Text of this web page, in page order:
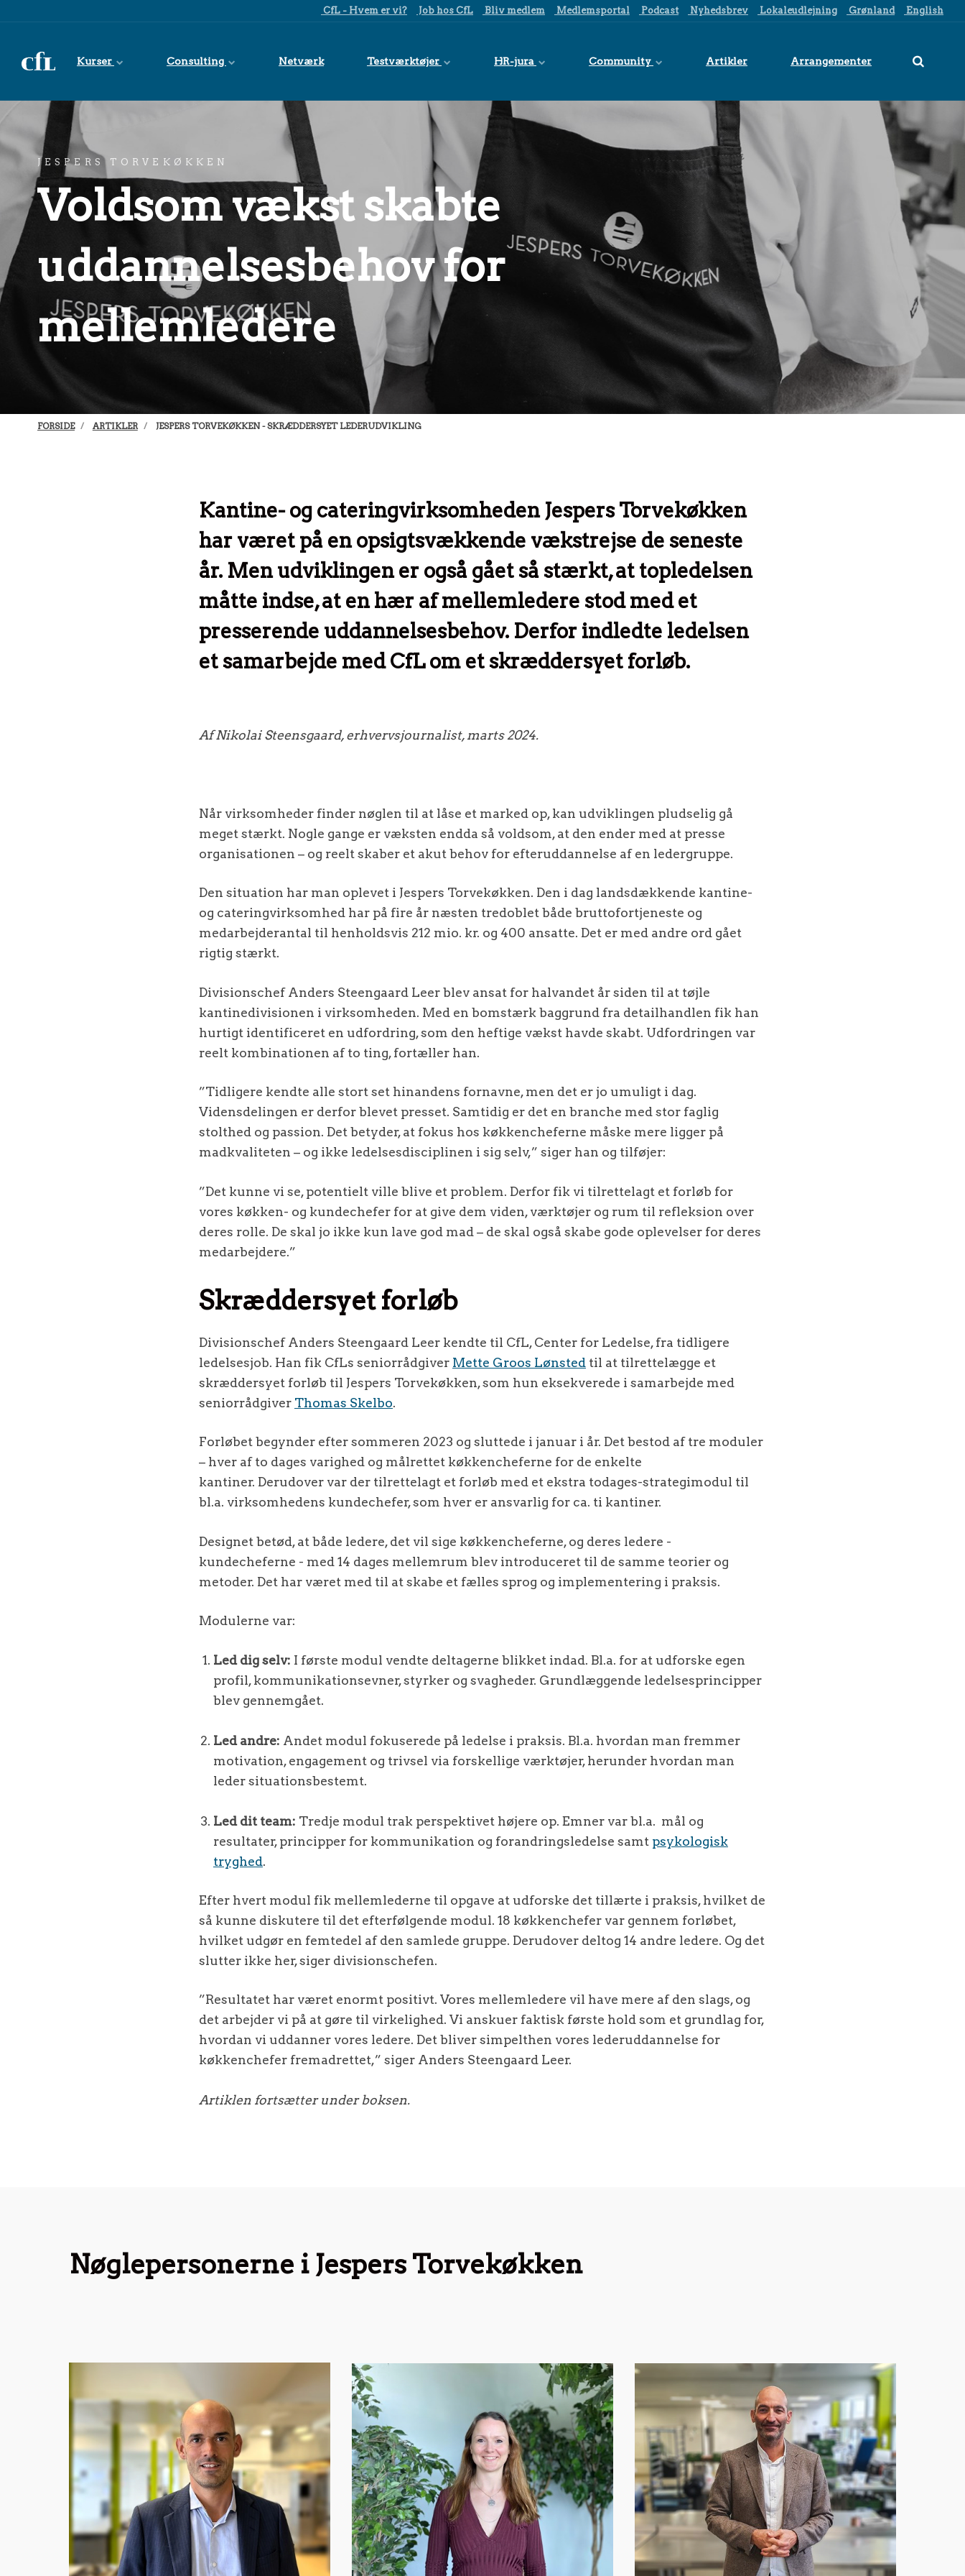
CfL - Hvem er vi? Job hos CfL Bliv medlem Medlemsportal Podcast Nyhedsbrev Lokaleudlejning Grønland English
Kurser Consulting Netværk Testværktøjer HR-jura Community Artikler Arrangementer
JESPERS TORVEKØKKEN
Voldsom vækst skabte
uddannelsesbehov for
mellemledere
FORSIDE ARTIKLER JESPERS TORVEKØKKEN - SKRÆDDERSYET LEDERUDVIKLING
Kantine- og cateringvirksomheden Jespers Torvekøkken
har været på en opsigtsvækkende vækstrejse de seneste
år. Men udviklingen er også gået så stærkt, at topledelsen
måtte indse, at en hær af mellemledere stod med et
presserende uddannelsesbehov. Derfor indledte ledelsen
et samarbejde med CfL om et skræddersyet forløb.
Af Nikolai Steensgaard, erhvervsjournalist, marts 2024.
Når virksomheder finder nøglen til at låse et marked op, kan udviklingen pludselig gå
meget stærkt. Nogle gange er væksten endda så voldsom, at den ender med at presse
organisationen – og reelt skaber et akut behov for efteruddannelse af en ledergruppe.
Den situation har man oplevet i Jespers Torvekøkken. Den i dag landsdækkende kantine-
og cateringvirksomhed har på fire år næsten tredoblet både bruttofortjeneste og
medarbejderantal til henholdsvis 212 mio. kr. og 400 ansatte. Det er med andre ord gået
rigtig stærkt.
Divisionschef Anders Steengaard Leer blev ansat for halvandet år siden til at tøjle
kantinedivisionen i virksomheden. Med en bomstærk baggrund fra detailhandlen fik han
hurtigt identificeret en udfordring, som den heftige vækst havde skabt. Udfordringen var
reelt kombinationen af to ting, fortæller han.
”Tidligere kendte alle stort set hinandens fornavne, men det er jo umuligt i dag.
Vidensdelingen er derfor blevet presset. Samtidig er det en branche med stor faglig
stolthed og passion. Det betyder, at fokus hos køkkencheferne måske mere ligger på
madkvaliteten – og ikke ledelsesdisciplinen i sig selv,” siger han og tilføjer:
”Det kunne vi se, potentielt ville blive et problem. Derfor fik vi tilrettelagt et forløb for
vores køkken- og kundechefer for at give dem viden, værktøjer og rum til refleksion over
deres rolle. De skal jo ikke kun lave god mad – de skal også skabe gode oplevelser for deres
medarbejdere.”
Skræddersyet forløb
Divisionschef Anders Steengaard Leer kendte til CfL, Center for Ledelse, fra tidligere
ledelsesjob. Han fik CfLs seniorrådgiver Mette Groos Lønsted til at tilrettelægge et
skræddersyet forløb til Jespers Torvekøkken, som hun eksekverede i samarbejde med
seniorrådgiver Thomas Skelbo.
Forløbet begynder efter sommeren 2023 og sluttede i januar i år. Det bestod af tre moduler
– hver af to dages varighed og målrettet køkkencheferne for de enkelte
kantiner. Derudover var der tilrettelagt et forløb med et ekstra todages-strategimodul til
bl.a. virksomhedens kundechefer, som hver er ansvarlig for ca. ti kantiner.
Designet betød, at både ledere, det vil sige køkkencheferne, og deres ledere -
kundecheferne - med 14 dages mellemrum blev introduceret til de samme teorier og
metoder. Det har været med til at skabe et fælles sprog og implementering i praksis.
Modulerne var:
Led dig selv: I første modul vendte deltagerne blikket indad. Bl.a. for at udforske egen
profil, kommunikationsevner, styrker og svagheder. Grundlæggende ledelsesprincipper
blev gennemgået.
Led andre: Andet modul fokuserede på ledelse i praksis. Bl.a. hvordan man fremmer
motivation, engagement og trivsel via forskellige værktøjer, herunder hvordan man
leder situationsbestemt.
Led dit team: Tredje modul trak perspektivet højere op. Emner var bl.a. mål og
resultater, principper for kommunikation og forandringsledelse samt psykologisk
tryghed.
Efter hvert modul fik mellemlederne til opgave at udforske det tillærte i praksis, hvilket de
så kunne diskutere til det efterfølgende modul. 18 køkkenchefer var gennem forløbet,
hvilket udgør en femtedel af den samlede gruppe. Derudover deltog 14 andre ledere. Og det
slutter ikke her, siger divisionschefen.
”Resultatet har været enormt positivt. Vores mellemledere vil have mere af den slags, og
det arbejder vi på at gøre til virkelighed. Vi anskuer faktisk første hold som et grundlag for,
hvordan vi uddanner vores ledere. Det bliver simpelthen vores lederuddannelse for
køkkenchefer fremadrettet,” siger Anders Steengaard Leer.
Artiklen fortsætter under boksen.
Nøglepersonerne i Jespers Torvekøkken